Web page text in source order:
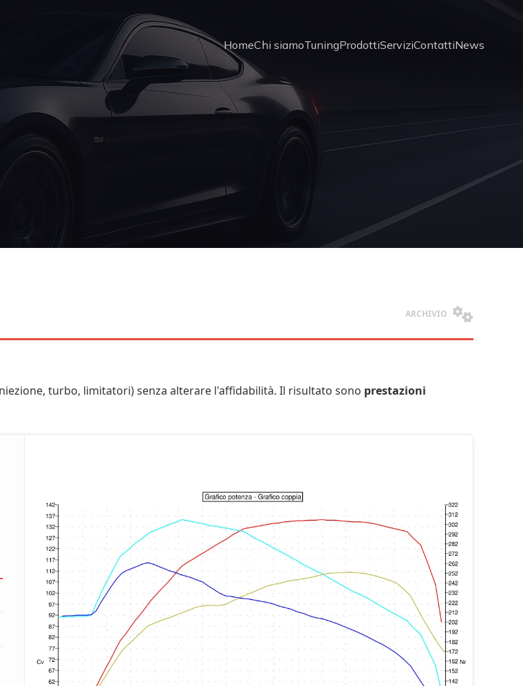
HomeChi siamoTuningProdottiServiziContattiNews
ARCHIVIO
turbo, limitatori) senza alterare l'affidabilità. Il risultato sono prestazioni